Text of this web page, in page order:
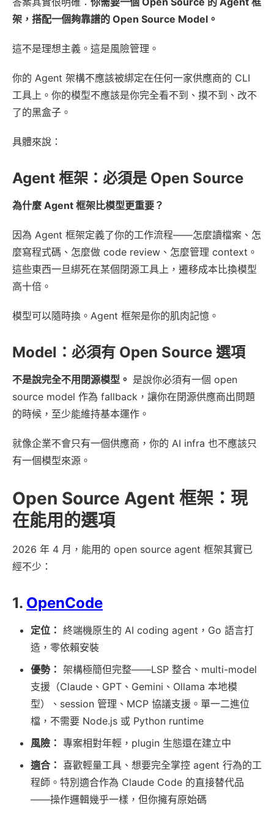
架，搭配一個夠靠譜的 Open Source Model。
這不是理想主義。這是風險管理。
你的 Agent 架構不應該被綁定在任何一家供應商的 CLI
工具上。你的模型不應該是你完全看不到、摸不到、改不
了的黑盒子。
具體來說：
Agent 框架：必須是 Open Source
為什麼 Agent 框架比模型更重要？
因為 Agent 框架定義了你的工作流程——怎麼讀檔案、怎
麼寫程式碼、怎麼做 code review、怎麼管理 context。
這些東西一旦綁死在某個閉源工具上，遷移成本比換模型
高十倍。
模型可以隨時換。Agent 框架是你的肌肉記憶。
Model：必須有 Open Source 選項
不是說完全不用閉源模型。 是說你必須有一個 open
source model 作為 fallback，讓你在閉源供應商出問題
的時候，至少能維持基本運作。
就像企業不會只有一個供應商，你的 AI infra 也不應該只
有一個模型來源。
Open Source Agent 框架：現
在能用的選項
2026 年 4 月，能用的 open source agent 框架其實已
經不少：
1. OpenCode
定位： 終端機原生的 AI coding agent，Go 語言打
造，零依賴安裝
優勢： 架構極簡但完整——LSP 整合、multi-model
支援（Claude、GPT、Gemini、Ollama 本地模
型）、session 管理、MCP 協議支援。單一二進位
檔，不需要 Node.js 或 Python runtime
風險： 專案相對年輕，plugin 生態還在建立中
適合： 喜歡輕量工具、想要完全掌控 agent 行為的工
程師。特別適合作為 Claude Code 的直接替代品
——操作邏輯幾乎一樣，但你擁有原始碼